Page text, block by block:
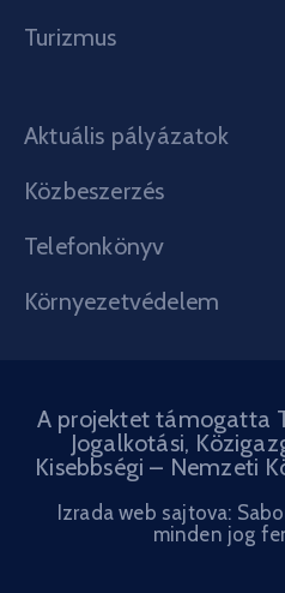
Turizmus
Aktuális pályázatok
Közbeszerzés
Telefonkönyv
Környezetvédelem
A projektet támogatta
Jogalkotási,
Kisebbségi – Nemzeti
Izrada web sajtova:
minden jog